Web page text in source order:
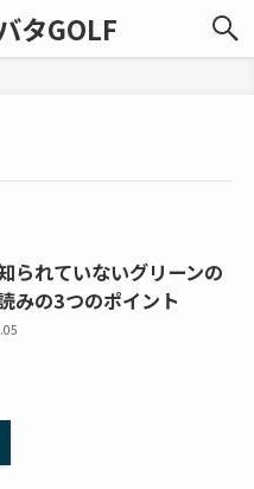
タGOLF
られていないグリーンの
みの3つのポイント